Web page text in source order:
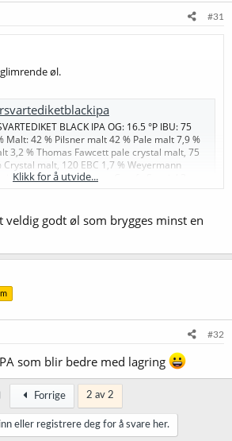
#31
øl.
BLACK IPA OG: 16.5 °P IBU: 75
Malt: 42 % Pilsner malt 42 % Pale malt 7,9 %
3,2 % Thomas Fawcett pale crystal malt, 75
Crystal malt, 120 EBC 1,7 % Weyermann
1 1,6 % Weyermann Carafa Special 3
hos Vestbrygg vet jeg.
Voodoo med jevne mellomrom og syns
Klikk for å utvide...
veldig godt øl som brygges minst en
#32
som blir bedre med lagring
Først Forrige 2 av 2
eller registrere deg for å svare her.